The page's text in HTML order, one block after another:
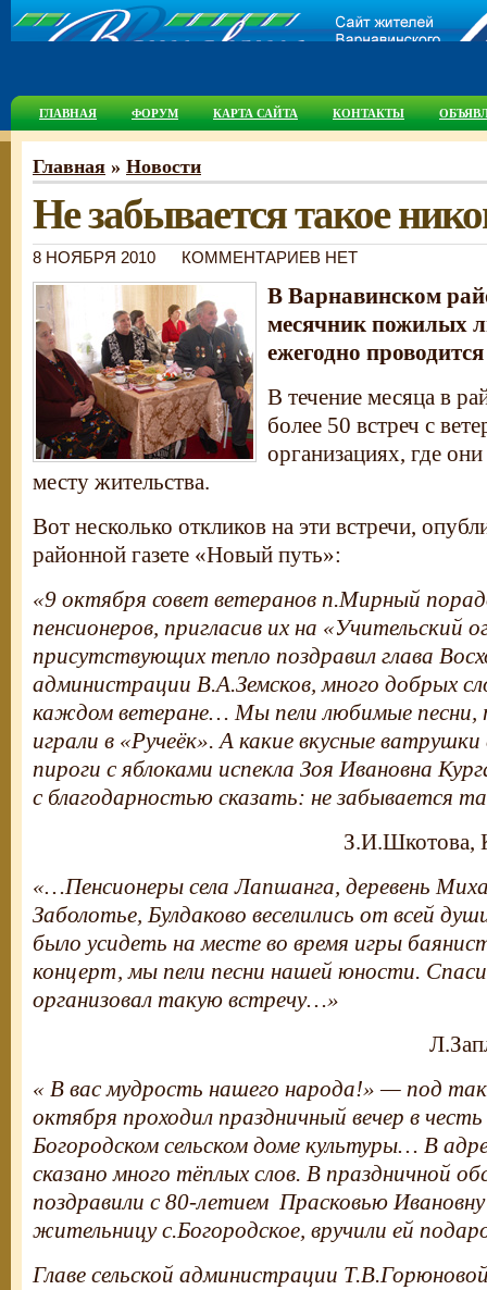
ГЛАВНАЯ ФОРУМ КАРТА САЙТА КОНТАКТЫ
Главная » Новости
Не забывается такое
8 НОЯБРЯ 2010 КОММЕНТАРИЕВ НЕТ
В Варнавинском
месячник пожилых
ежегодно
В течение месяца в
более 50 встреч с
организациях, где
месту жительства.
Вот несколько откликов на эти встречи,
районной газете «Новый путь»:
«9 октября совет ветеранов п.Мирный
пенсионеров, пригласив их на «Учительский
присутствующих тепло поздравил глава
администрации В.А.Земсков, много добрых
каждом ветеране… Мы пели любимые песни,
играли в «Ручеёк». А какие вкусные
пироги с яблоками испекла Зоя Ивановна
с благодарностью сказать: не забывается
З.И.Шкотова,
«…Пенсионеры села Лапшанга, деревень
Заболотье, Булдаково веселились от всей
было усидеть на месте во время игры
концерт, мы пели песни нашей юности.
организовал такую встречу…»
« В вас мудрость нашего народа!» — под
октября проходил праздничный вечер в
Богородском сельском доме культуры… В
сказано много тёплых слов. В праздничной
поздравили с 80-летием Прасковью
жительницу с.Богородское, вручили ей
Главе сельской администрации